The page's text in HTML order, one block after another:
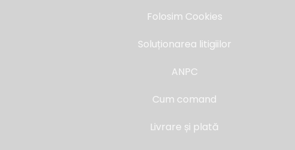
Folosim Cookies
Soluționarea litigiilor
ANPC
Cum comand
Livrare și plată